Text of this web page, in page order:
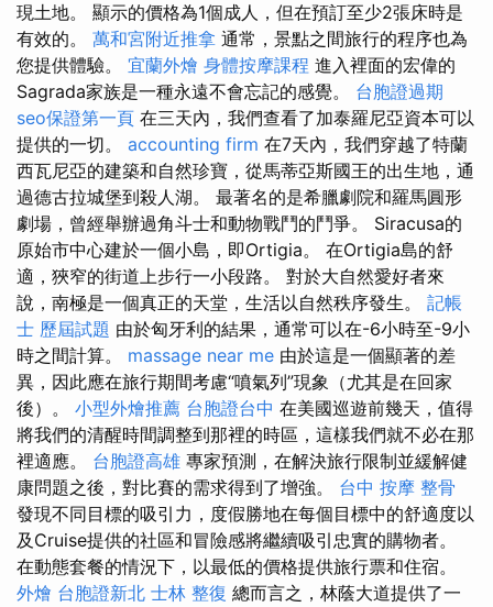
現土地。 顯示的價格為1個成人，但在預訂至少2張床時是
有效的。 萬和宮附近推拿 通常，景點之間旅行的程序也為
您提供體驗。 宜蘭外燴 身體按摩課程 進入裡面的宏偉的
Sagrada家族是一種永遠不會忘記的感覺。 台胞證過期
seo保證第一頁 在三天內，我們查看了加泰羅尼亞資本可以
提供的一切。 accounting firm 在7天內，我們穿越了特蘭
西瓦尼亞的建築和自然珍寶，從馬蒂亞斯國王的出生地，通
過德古拉城堡到殺人湖。 最著名的是希臘劇院和羅馬圓形
劇場，曾經舉辦過角斗士和動物戰鬥的鬥爭。 Siracusa的
原始市中心建於一個小島，即Ortigia。 在Ortigia島的舒
適，狹窄的街道上步行一小段路。 對於大自然愛好者來
說，南極是一個真正的天堂，生活以自然秩序發生。 記帳
士 歷屆試題 由於匈牙利的結果，通常可以在-6小時至-9小
時之間計算。 massage near me 由於這是一個顯著的差
異，因此應在旅行期間考慮“噴氣列”現象（尤其是在回家
後）。 小型外燴推薦 台胞證台中 在美國巡遊前幾天，值得
將我們的清醒時間調整到那裡的時區，這樣我們就不必在那
裡適應。 台胞證高雄 專家預測，在解決旅行限制並緩解健
康問題之後，對比賽的需求得到了增強。 台中 按摩 整骨
發現不同目標的吸引力，度假勝地在每個目標中的舒適度以
及Cruise提供的社區和冒險感將繼續吸引忠實的購物者。
在動態套餐的情況下，以最低的價格提供旅行票和住宿。
外燴 台胞證新北 士林 整復 總而言之，林蔭大道提供了一